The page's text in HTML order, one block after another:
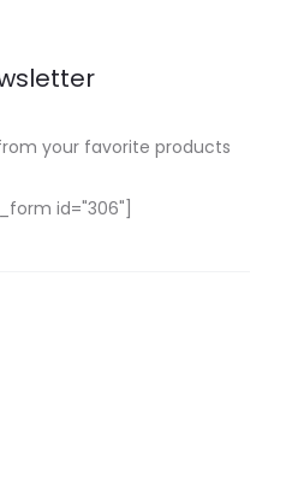
your favorite products
id="306"]